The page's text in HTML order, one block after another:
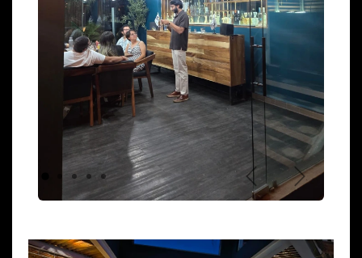
AnteriorSiguiente